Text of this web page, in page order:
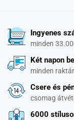
Ingyenes
minden
Két napon
minden
Csere és
csomag
6000